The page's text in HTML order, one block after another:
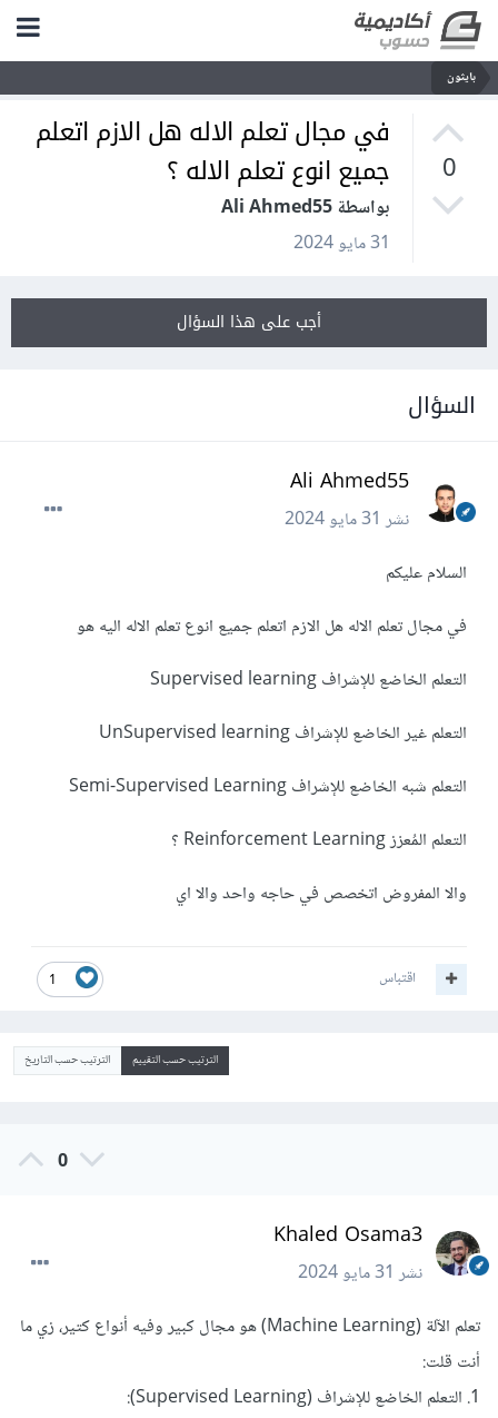
بايثون
0
في مجال تعلم الاله هل الازم اتعلم
جميع انوع تعلم الاله ؟
بواسطة Ali Ahmed55
31 مايو 2024
أجب على هذا السؤال
السؤال
Ali Ahmed55
نشر31 مايو 2024
السلام عليكم
في مجال تعلم الاله هل الازم اتعلم جميع انوع تعلم الاله اليه هو
التعلم الخاضع للإشراف Supervised learning
التعلم غير الخاضع للإشراف UnSupervised learning
التعلم شبه الخاضع للإشراف Semi-Supervised Learning
التعلم المُعزز Reinforcement Learning ؟
والا المفروض اتخصص في حاجه واحد والا اي
1 اقتباس
الترتيب حسب التقييم الترتيب حسب التاريخ
0
Khaled Osama3
نشر31 مايو 2024
تعلم الآلة (Machine Learning) هو مجال كبير وفيه أنواع كتير، زي ما
أنت قلت:
1. التعلم الخاضع للإشراف (Supervised Learning):